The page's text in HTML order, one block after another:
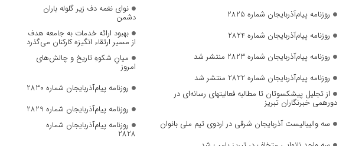
روزنامه پیام‌آذربایجان شماره 2825
روزنامه پیام‌آذربایجان شماره 2824
روزنامه پیام‌آذربایجان شماره 2823 منتشر شد
روزنامه پیام‌آذربایجان شماره 2822 منتشر شد
از تجلیل پیشکسوتان تا مطالبه فعالیتهای رسانه‌ای در
دورهمی خبرنگاران تبریز
سه والیبالیست آذربایجان‌ شرقی در اردوی تیم ملی بانوان
نوای نغمه دف زیر گلوله باران
دشمن
بهبود ارائه خدمات به جامعه هدف
از مسیر ارتقاء انگیزه کارکنان می‌گذرد
میانِ شکوهِ تاریخ و چالش‌های
امروز
روزنامه پیام‌آذربایجان شماره 2830
روزنامه پیام‌آذربایجان شماره 2829
روزنامه پیام‌آذربایجان شماره
2828